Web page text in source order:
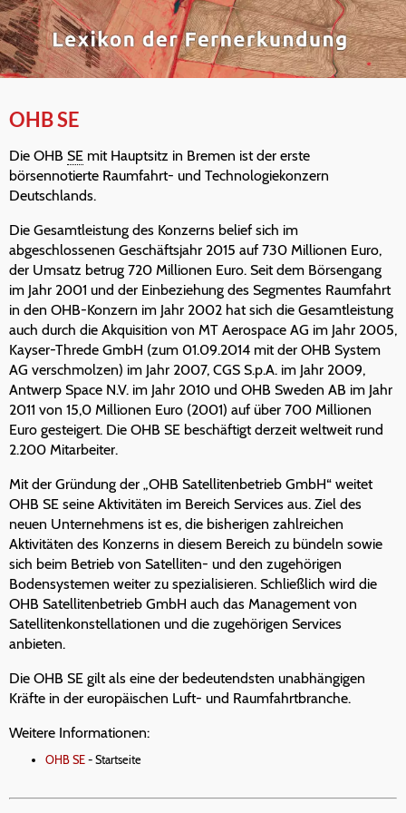
OHB SE
Die OHB SE mit Hauptsitz in Bremen ist der erste
börsennotierte Raumfahrt- und Technologiekonzern
Deutschlands.
Die Gesamtleistung des Konzerns belief sich im
abgeschlossenen Geschäftsjahr 2015 auf 730 Millionen Euro,
der Umsatz betrug 720 Millionen Euro. Seit dem Börsengang
im Jahr 2001 und der Einbeziehung des Segmentes Raumfahrt
in den OHB-Konzern im Jahr 2002 hat sich die Gesamtleistung
auch durch die Akquisition von MT Aerospace AG im Jahr 2005,
Kayser-Threde GmbH (zum 01.09.2014 mit der OHB System
AG verschmolzen) im Jahr 2007, CGS S.p.A. im Jahr 2009,
Antwerp Space N.V. im Jahr 2010 und OHB Sweden AB im Jahr
2011 von 15,0 Millionen Euro (2001) auf über 700 Millionen
Euro gesteigert. Die OHB SE beschäftigt derzeit weltweit rund
2.200 Mitarbeiter.
Mit der Gründung der „OHB Satellitenbetrieb GmbH“ weitet
OHB SE seine Aktivitäten im Bereich Services aus. Ziel des
neuen Unternehmens ist es, die bisherigen zahlreichen
Aktivitäten des Konzerns in diesem Bereich zu bündeln sowie
sich beim Betrieb von Satelliten- und den zugehörigen
Bodensystemen weiter zu spezialisieren. Schließlich wird die
OHB Satellitenbetrieb GmbH auch das Management von
Satellitenkonstellationen und die zugehörigen Services
anbieten.
Die OHB SE gilt als eine der bedeutendsten unabhängigen
Kräfte in der europäischen Luft- und Raumfahrtbranche.
Weitere Informationen:
OHB SE - Startseite